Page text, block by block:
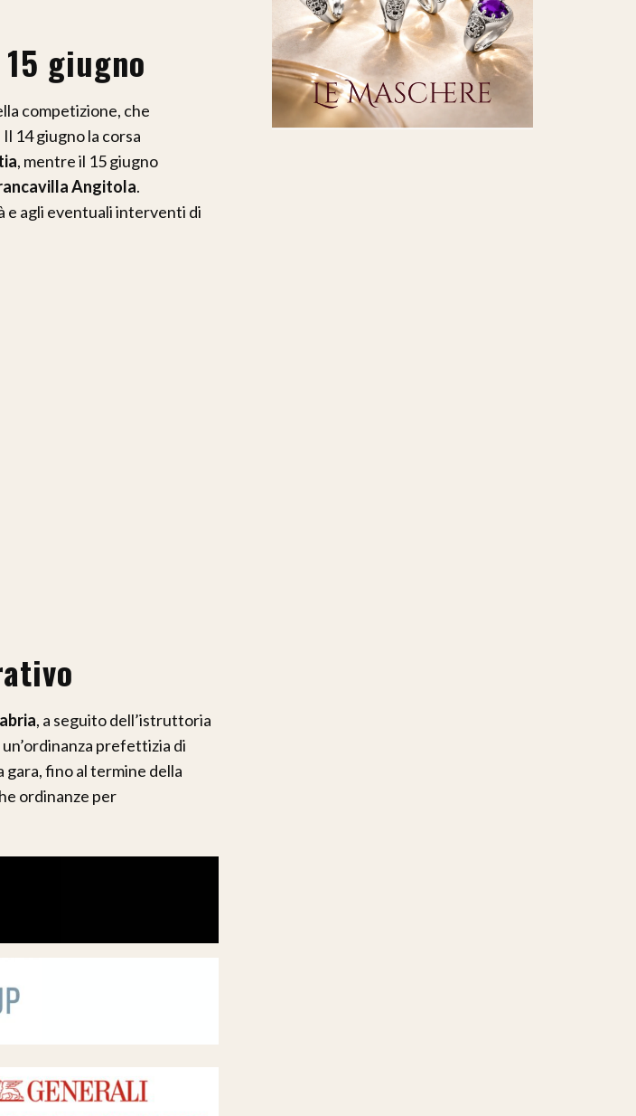
giugno
competizione, che
14 giugno la corsa
, mentre il 15 giugno
Angitola.
e agli eventuali interventi di
, a seguito dell’istruttoria
prefettizia di
fino al termine della
ordinanze per